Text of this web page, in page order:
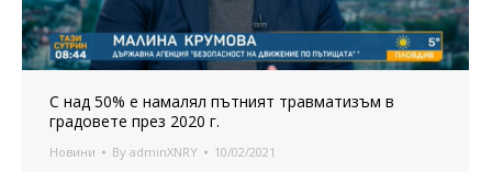
С над 50% е намалял пътният травматизъм в
градовете през 2020 г.
Новини By adminXNRY 10/02/2021